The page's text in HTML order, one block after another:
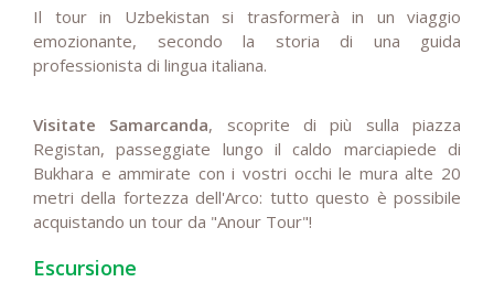
Il tour in Uzbekistan si trasformerà in un viaggio
emozionante, secondo la storia di una guida
professionista di lingua italiana.
Visitate Samarcanda, scoprite di più sulla piazza
Registan, passeggiate lungo il caldo marciapiede di
Bukhara e ammirate con i vostri occhi le mura alte 20
metri della fortezza dell'Arco: tutto questo è possibile
acquistando un tour da "Anour Tour"!
Escursione